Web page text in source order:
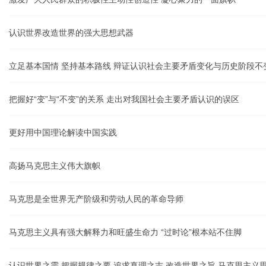
认识世界改造世界的强大思想武器
立足基本国情 坚持基本路线 辩证认识社会主要矛盾变化与历史阶段不
把握好“变”与“不变”的关系 走出对我国社会主要矛盾认识的误区
更好用中国理论解读中国实践
高扬马克思主义伟大旗帜
马克思是全世界无产阶级和劳动人民的革命导师
马克思主义具有强大解释力和旺盛生命力 “过时论”根本站不住脚